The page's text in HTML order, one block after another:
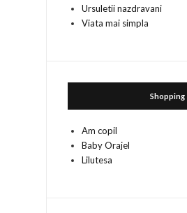
Ursuletii nazdravani
Viata mai simpla
Shopping
Am copil
Baby Orajel
Lilutesa